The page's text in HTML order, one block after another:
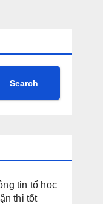
Search
tin tố học
thi tốt